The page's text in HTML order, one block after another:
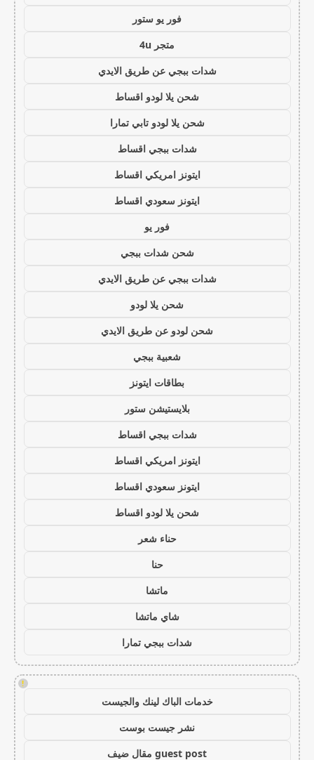
فور يو ستور
متجر 4u
شدات ببجي عن طريق الايدي
شحن يلا لودو اقساط
شحن يلا لودو تابي تمارا
شدات ببجي اقساط
ايتونز امريكي اقساط
ايتونز سعودي اقساط
فور يو
شحن شدات ببجي
شدات ببجي عن طريق الايدي
شحن يلا لودو
شحن لودو عن طريق الايدي
شعبية ببجي
بطاقات ايتونز
بلايستيشن ستور
شدات ببجي اقساط
ايتونز امريكي اقساط
ايتونز سعودي اقساط
شحن يلا لودو اقساط
حناء شعر
حنا
ماتشا
شاي ماتشا
شدات ببجي تمارا
!
خدمات الباك لينك والجيست
نشر جيست بوست
guest post مقال ضيف